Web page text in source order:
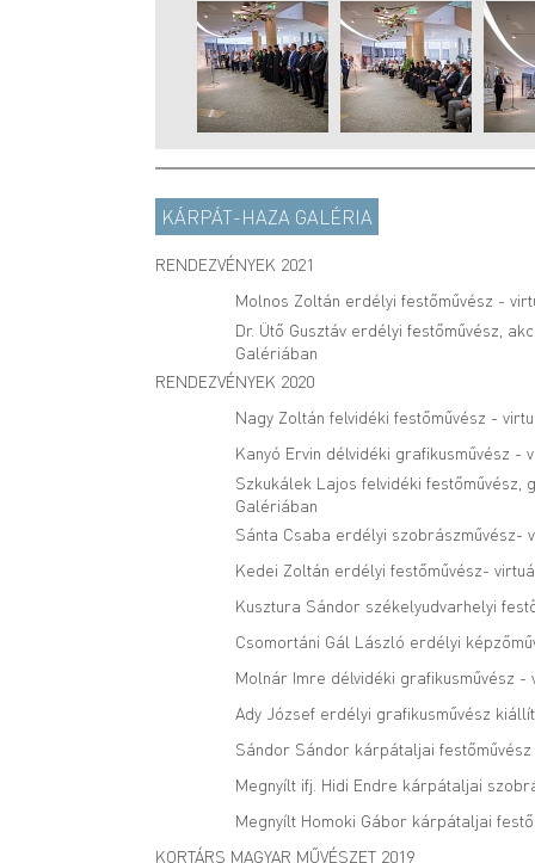
KÁRPÁT-HAZA GALÉRIA
RENDEZVÉNYEK 2021
Molnos Zoltán erdélyi festőművész -
Dr. Ütő Gusztáv erdélyi festőművész,
Galériában
RENDEZVÉNYEK 2020
Nagy Zoltán felvidéki festőművész -
Kanyó Ervin délvidéki grafikusművész
Szkukálek Lajos felvidéki
Galériában
Sánta Csaba erdélyi
Kedei Zoltán erdélyi festőművész-
Kusztura Sándor székelyudvarhelyi
Csomortáni Gál László erdélyi
Molnár Imre délvidéki grafikusművész
Ady József erdélyi grafikusművész
Sándor Sándor kárpátaljai
Megnyílt ifj. Hidi Endre kárpátaljai
Megnyílt Homoki Gábor kárpátaljai
KORTÁRS MAGYAR MŰVÉSZET 2019